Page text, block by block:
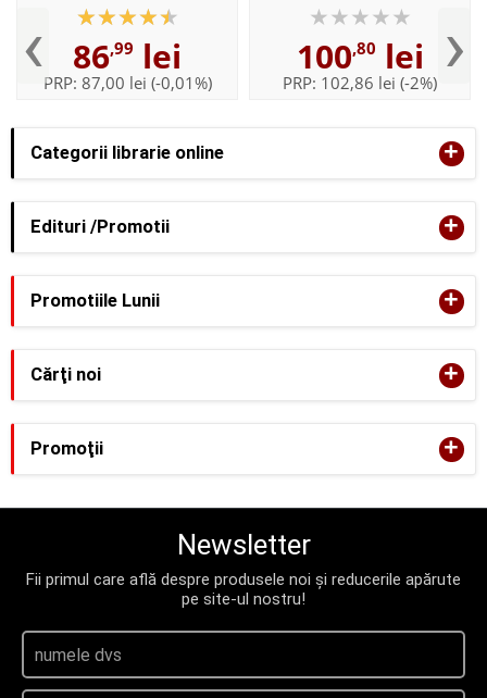
Categorii librarie online +
Edituri /Promotii +
‹
Copoeru
86,99 lei
PRP: 87,00 lei (-0,01%)
Copoeru, Emilian Colceru
100,80 lei
PRP: 102,86 lei (-2%) ›
Promotiile Lunii +
Cărţi noi +
Promoţii +
Newsletter
Fii primul care află despre produsele noi și reducerile apărute
pe site-ul nostru!